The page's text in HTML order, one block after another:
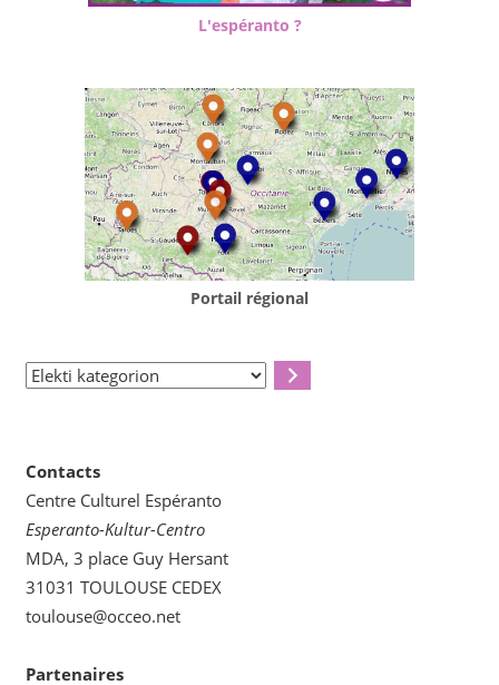
L'espéranto ?
Portail régional
Elekti
Contacts
Centre Culturel Espéranto
Esperanto-Kultur-Centro
MDA, 3 place Guy Hersant
31031 TOULOUSE CEDEX
toulouse@occeo.net
Partenaires